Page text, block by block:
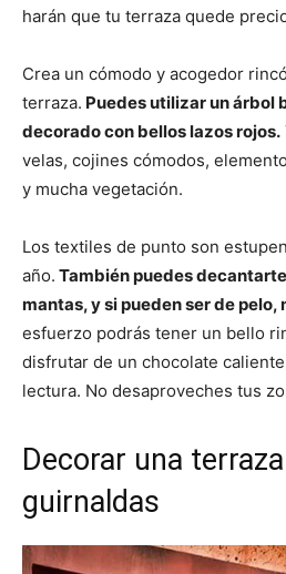
harán que tu terraza quede
Crea un cómodo y acogedor
terraza. Puedes utilizar un árbol
decorado con bellos lazos rojos.
velas, cojines cómodos,
y mucha vegetación.
Los textiles de punto son
año. También puedes
mantas, y si pueden ser de pelo,
esfuerzo podrás tener un bello
disfrutar de un chocolate
lectura. No desaproveches tus
Decorar una
guirnaldas